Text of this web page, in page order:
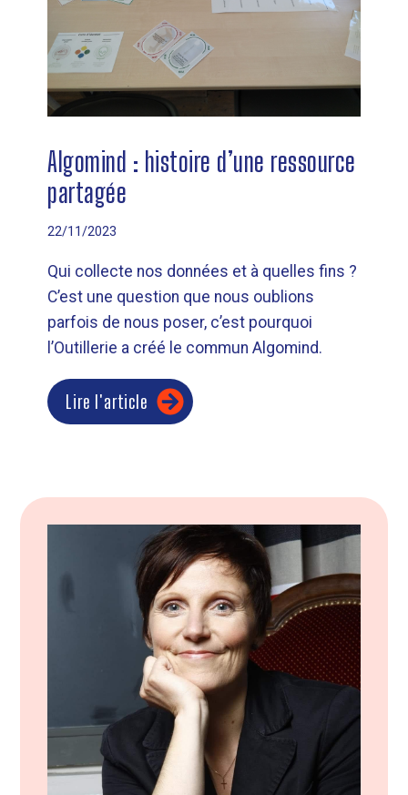
Algomind : histoire d’une ressource
partagée
22/11/2023
Qui collecte nos données et à quelles fins ?
C’est une question que nous oublions
parfois de nous poser, c’est pourquoi
l’Outillerie a créé le commun Algomind.
Lire l'article